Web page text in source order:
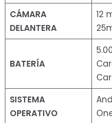
CÁMARA
DELANTERA
12
BATERÍA
SISTEMA
OPERATIVO